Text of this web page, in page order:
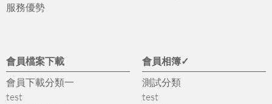
服務優勢
會員檔案下載
會員下載分類一
test
會員相簿✓
測試分類
test